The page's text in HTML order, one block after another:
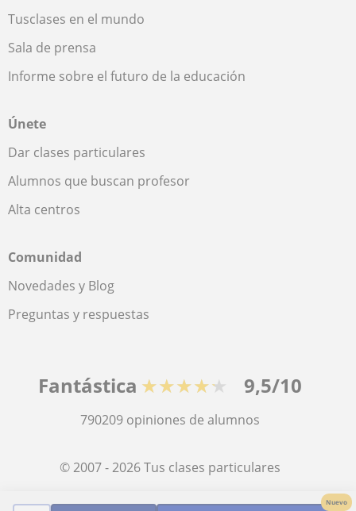
Nuevo
Tusclases en el mundo
Sala de prensa
Informe sobre el futuro de la educación
Únete
Dar clases particulares
Alumnos que buscan profesor
Alta centros
Comunidad
Novedades y Blog
Preguntas y respuestas
Fantástica ★★★★★ 9,5/10
790209 opiniones de alumnos
© 2007 - 2026 Tus clases particulares